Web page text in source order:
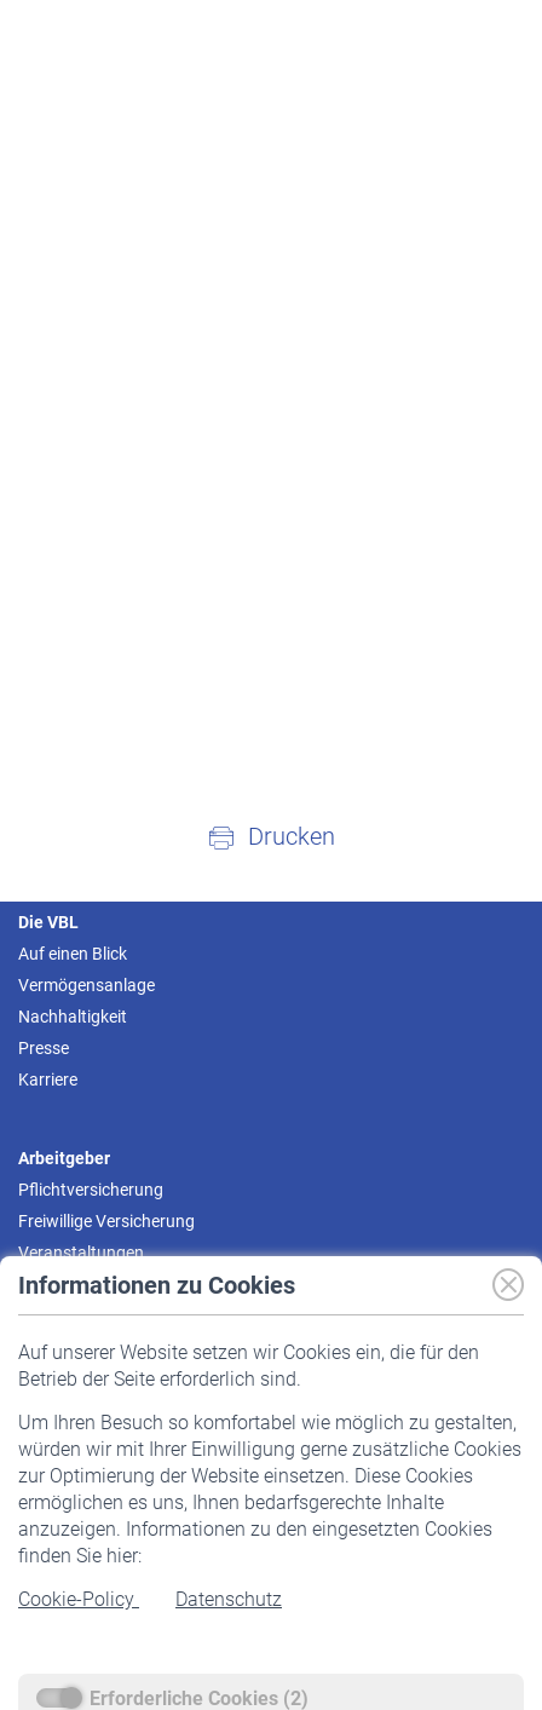
Informationen zu Cookies
Auf unserer Website setzen wir Cookies ein, die für den
Betrieb der Seite erforderlich sind.
Um Ihren Besuch so komfortabel wie möglich zu gestalten,
würden wir mit Ihrer Einwilligung gerne zusätzliche Cookies
zur Optimierung der Website einsetzen. Diese Cookies
ermöglichen es uns, Ihnen bedarfsgerechte Inhalte
anzuzeigen. Informationen zu den eingesetzten Cookies
finden Sie hier:
Cookie-Policy
Datenschutz
Erforderliche Cookies (2)
Drucken
Die VBL
Auf einen Blick
Vermögensanlage
Nachhaltigkeit
Presse
Karriere
Arbeitgeber
Pflichtversicherung
Freiwillige Versicherung
Veranstaltungen
Pflichtversicherung
Staatliche Förderung
Veranstaltungen
Rentner
Rentenbeginn
Rente beantragen